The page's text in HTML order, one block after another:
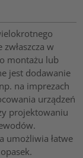
w
montażu lub
jest dodawanie
na imprezach
urządzeń
projektowaniu
umożliwia łatwe